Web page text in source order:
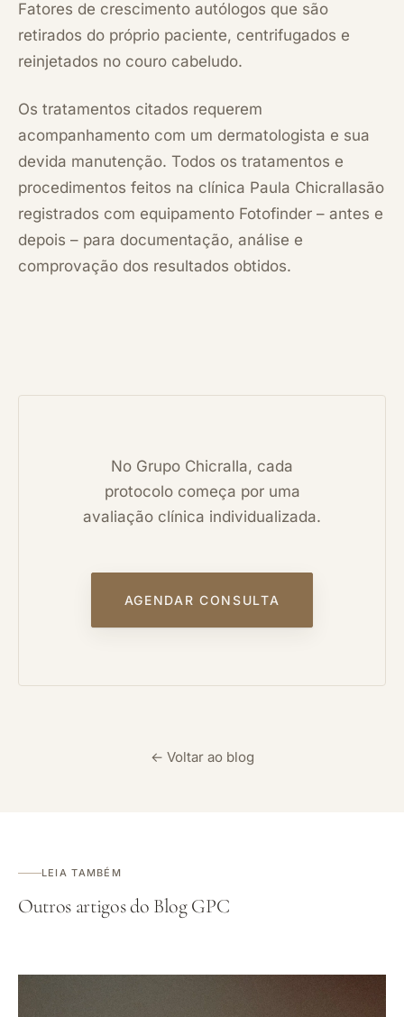
Fatores de crescimento autólogos que são
retirados do próprio paciente, centrifugados e
reinjetados no couro cabeludo.
Os tratamentos citados requerem
acompanhamento com um dermatologista e sua
devida manutenção. Todos os tratamentos e
procedimentos feitos na clínica Paula Chicrallasão
registrados com equipamento Fotofinder – antes e
depois – para documentação, análise e
comprovação dos resultados obtidos.
No Grupo Chicralla, cada
protocolo começa por uma
avaliação clínica individualizada.
AGENDAR CONSULTA
← Voltar ao blog
LEIA TAMBÉM
Outros artigos do Blog GPC